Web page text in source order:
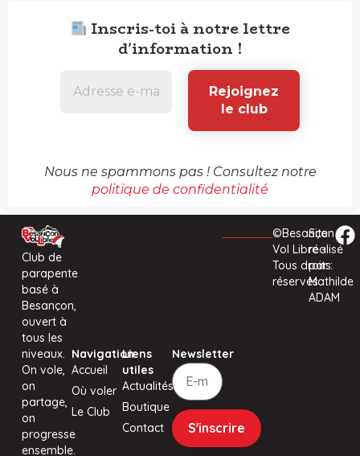
Inscris-toi à notre lettre
d'information !
Nous ne spammons pas ! Consultez notre
politique de confidentialité
Club de
parapente
basé à
Besançon,
ouvert à
tous les
niveaux.
On vole,
on
partage,
on
progresse
ensemble.
Navigation
Accueil
Où voler
Le Club
Liens
utiles
Actualités
Boutique
Contact
Newsletter
S'inscrire
©Besançon
Vol Libre -
Tous droits
réservés
Site
réalisé
par :
Mathilde
ADAM